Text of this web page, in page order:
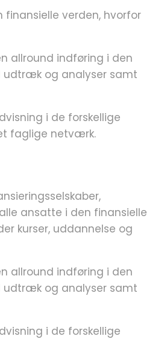
verden, hvorfor
allround indføring i den
udtræk og analyser samt
i de forskellige
faglige netværk.
ansatte i den finansielle
kurser, uddannelse og
allround indføring i den
udtræk og analyser samt
i de forskellige